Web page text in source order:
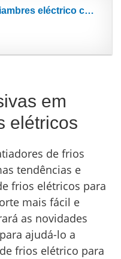
SEVERIN - Cortafiambres eléctrico con corte 0 - 15 mm, cortadora de fiambre apta para carne, pan y...
em
elétricos
de frios
tendências e
frios elétricos para
mais fácil e
as novidades
ajudá-lo a
frios elétrico para